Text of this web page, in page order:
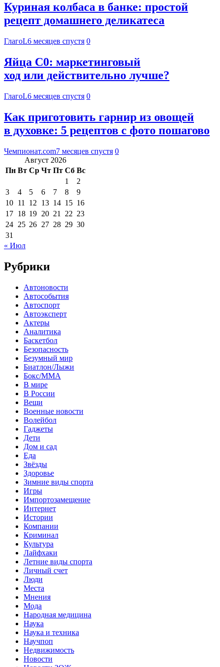
Куриная колбаса в банке: простой
рецепт домашнего деликатеса
ГлагоL6 месяцев спустя 0
Яйца С0: маркетинговый
ход или действительно лучше?
ГлагоL6 месяцев спустя 0
Как приготовить гарнир из овощей
в духовке: 5 рецептов с фото пошагово
Чемпионат.com7 месяцев спустя 0
Август 2026
Пн Вт Ср Чт Пт Сб Вс
1
2
3
4 5 6 7 8
9
10 11 12 13 14 15 16
17 18 19 20 21 22 23
24 25 26 27 28 29 30
31
« Июл
Рубрики
Автоновости
Автособытия
Автоспорт
Автоэксперт
Актеры
Аналитика
Баскетбол
Безопасность
Безумный мир
Биатлон/Лыжи
Бокс/MMA
В мире
В России
Вещи
Военные новости
Волейбол
Гаджеты
Дети
Дом и сад
Еда
Звёзды
Здоровье
Зимние виды спорта
Игры
Импортозамещение
Интернет
Истории
Компании
Криминал
Культура
Лайфхаки
Летние виды спорта
Личный счет
Люди
Места
Мнения
Мода
Народная медицина
Наука
Наука и техника
Научпоп
Недвижимость
Новости